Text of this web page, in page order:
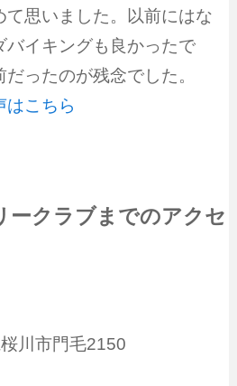
て思いました。以前にはな
バイキングも良かったで
ったのが残念でした。
はこちら
ークラブまでのアクセ
川市門毛2150